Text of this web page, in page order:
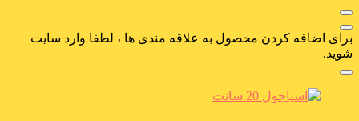
برای اضافه کردن محصول به علاقه مندی ها ، لطفا وارد سایت
شوید.